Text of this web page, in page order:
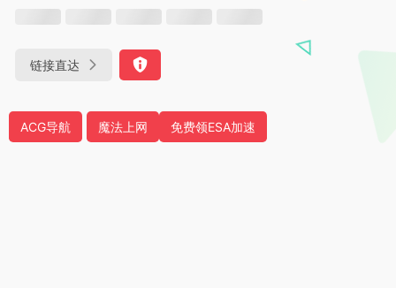
链接直达
ACG导航 魔法上网 免费领ESA加速